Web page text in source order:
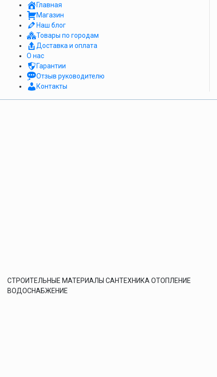
Главная
Магазин
Наш блог
Товары по городам
Доставка и оплата
О нас
Гарантии
Отзыв руководителю
Контакты
СТРОИТЕЛЬНЫЕ МАТЕРИАЛЫ САНТЕХНИКА ОТОПЛЕНИЕ
ВОДОСНАБЖЕНИЕ